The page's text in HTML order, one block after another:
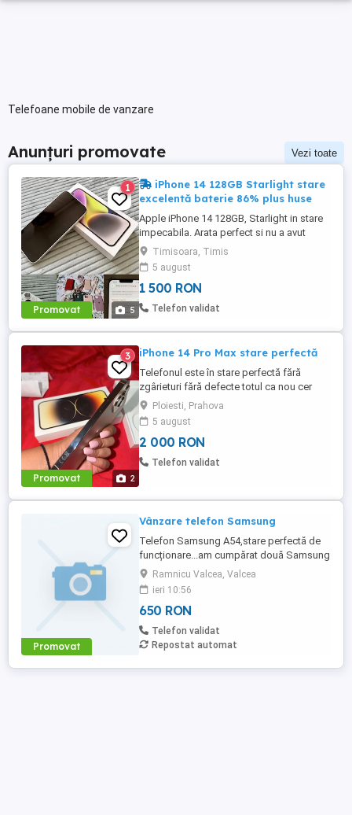
Telefoane mobile de vanzare
Anunțuri promovate Vezi toate
Promovat 5
1
iPhone 14 128GB Starlight stare
excelentă baterie 86% plus huse
Apple iPhone 14 128GB, Starlight in stare
impecabila. Arata perfect si nu a avut
niciodată probleme. Vine cu cutie si cablu
de încărcare precum si 6 huse de
protecție, doua din ele Styleash Munich cu
șnur. 1400 fără huse 1500 cu huse. Nu ma
il dau mai ieftin pentru ca iau de la Flip
Timisoara, Timis
5 august
1 500 RON
Telefon validat
Promovat 2
3 iPhone 14 Pro Max stare perfectă
Telefonul este în stare perfectă fără
zgârieturi fără defecte totul ca nou cer
2000 de lei pe el l-am folosit doar eu este
un telefon foarte bun al ofer pentru ca l-
am înlocuit dar este în stare perfectă
Ploiesti, Prahova
5 august
2 000 RON
Telefon validat
Promovat
Vânzare telefon Samsung
Telefon Samsung A54,stare perfectă de
funcționare...am cumpărat două Samsung
A36...unul la vânzare
nou,garanție..nefolosit..1500 RON
Ramnicu Valcea, Valcea
ieri 10:56
650 RON
Telefon validat
Repostat automat